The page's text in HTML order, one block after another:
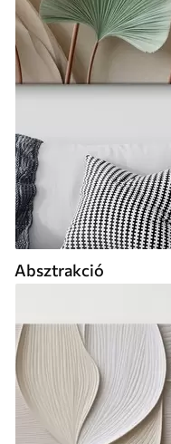
Absztrakció